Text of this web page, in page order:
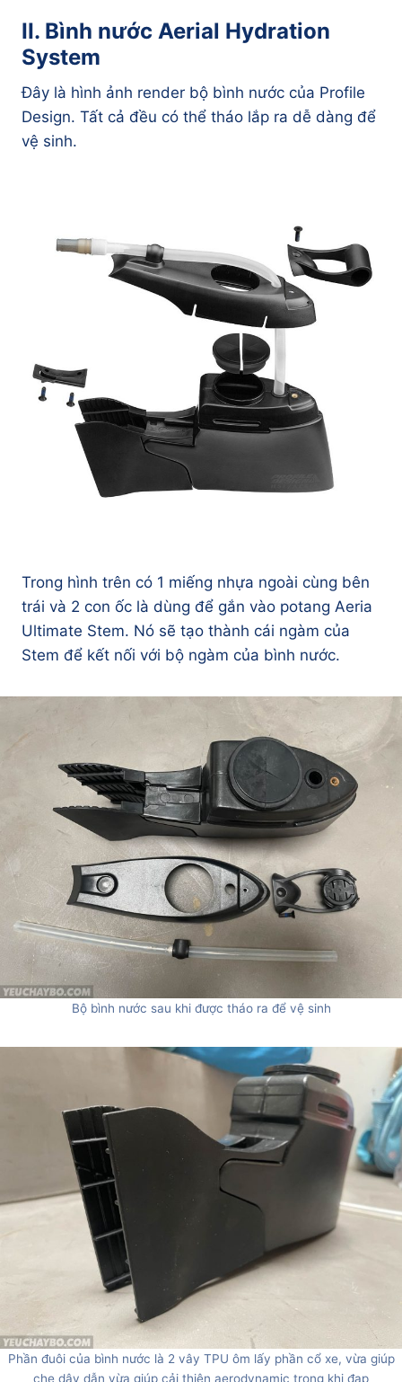
II. Bình nước Aerial Hydration
System
Đây là hình ảnh render bộ bình nước của Profile
Design. Tất cả đều có thể tháo lắp ra dễ dàng để
vệ sinh.
Trong hình trên có 1 miếng nhựa ngoài cùng bên
trái và 2 con ốc là dùng để gắn vào potang Aeria
Ultimate Stem. Nó sẽ tạo thành cái ngàm của
Stem để kết nối với bộ ngàm của bình nước.
Bộ bình nước sau khi được tháo ra để vệ sinh
Phần đuôi của bình nước là 2 vây TPU ôm lấy phần cổ xe, vừa giúp
che dây dẫn vừa giúp cải thiện aerodynamic trong khi đạp